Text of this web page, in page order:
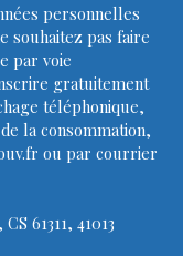
personnelles
souhaitez pas faire
par voie
gratuitement
téléphonique,
la consommation,
ou par courrier
61311, 41013